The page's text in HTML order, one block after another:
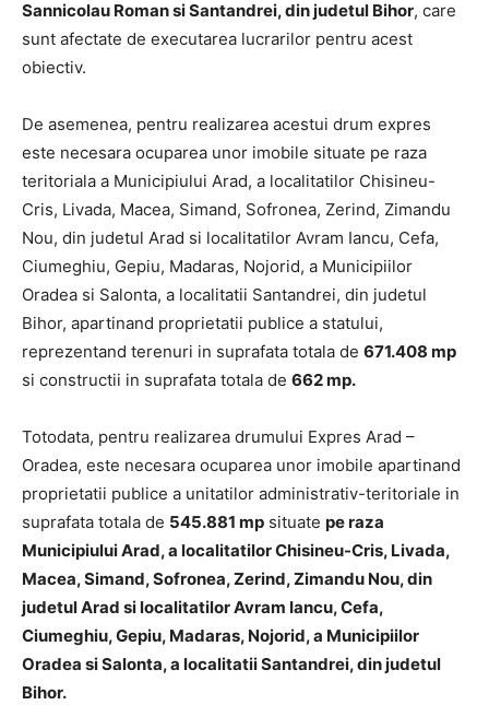
Sannicolau Roman si Santandrei, din judetul Bihor, care
sunt afectate de executarea lucrarilor pentru acest
obiectiv.
De asemenea, pentru realizarea acestui drum expres
este necesara ocuparea unor imobile situate pe raza
teritoriala a Municipiului Arad, a localitatilor Chisineu-
Cris, Livada, Macea, Simand, Sofronea, Zerind, Zimandu
Nou, din judetul Arad si localitatilor Avram Iancu, Cefa,
Ciumeghiu, Gepiu, Madaras, Nojorid, a Municipiilor
Oradea si Salonta, a localitatii Santandrei, din judetul
Bihor, apartinand proprietatii publice a statului,
reprezentand terenuri in suprafata totala de 671.408 mp
si constructii in suprafata totala de 662 mp.
Totodata, pentru realizarea drumului Expres Arad –
Oradea, este necesara ocuparea unor imobile apartinand
proprietatii publice a unitatilor administrativ-teritoriale in
suprafata totala de 545.881 mp situate pe raza
Municipiului Arad, a localitatilor Chisineu-Cris, Livada,
Macea, Simand, Sofronea, Zerind, Zimandu Nou, din
judetul Arad si localitatilor Avram Iancu, Cefa,
Ciumeghiu, Gepiu, Madaras, Nojorid, a Municipiilor
Oradea si Salonta, a localitatii Santandrei, din judetul
Bihor.